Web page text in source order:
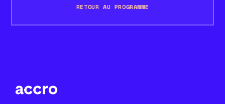
RETOUR AU PROGRAMME